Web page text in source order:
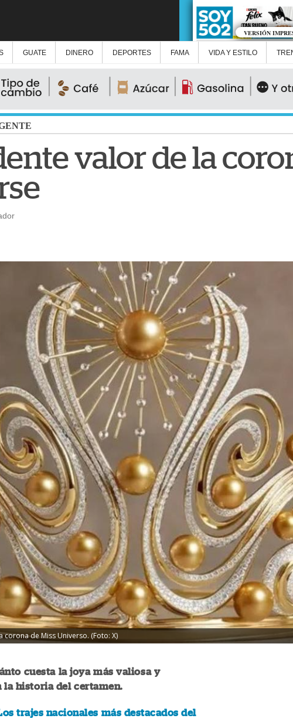
VERSIÓN
GUATE DINERO DEPORTES FAMA VIDA Y ESTILO
valor de la
corona de Miss Universo. (Foto: X)
cuesta la joya más valiosa y
la historia del certamen.
trajes nacionales más destacados del